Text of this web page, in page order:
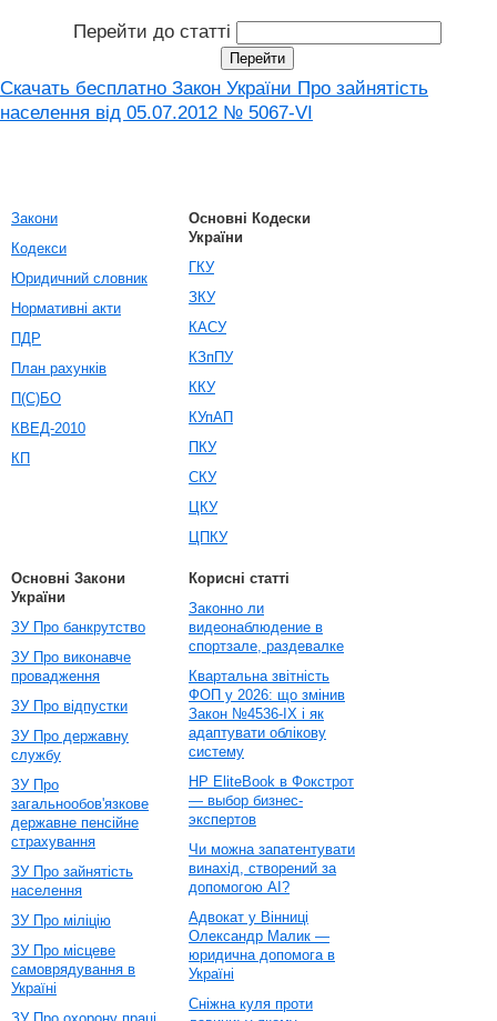
Перейти до статті
Скачать бесплатно Закон України Про зайнятість
населення від 05.07.2012 № 5067-VI
Закони
Кодекси
Юридичний словник
Нормативні акти
ПДР
План рахунків
П(С)БО
КВЕД-2010
КП
Основні Кодески
України
ГКУ
ЗКУ
КАСУ
КЗпПУ
ККУ
КУпАП
ПКУ
СКУ
ЦКУ
ЦПКУ
Основні Закони
України
ЗУ Про банкрутство
ЗУ Про виконавче
провадження
ЗУ Про відпустки
ЗУ Про державну
службу
ЗУ Про
загальнообов'язкове
державне пенсійне
страхування
ЗУ Про зайнятість
населення
ЗУ Про міліцію
ЗУ Про місцеве
самоврядування в
Україні
Корисні статті
Законно ли
видеонаблюдение в
спортзале, раздевалке
Квартальна звітність
ФОП у 2026: що змінив
Закон №4536-IX і як
адаптувати облікову
систему
HP EliteBook в Фокстрот
— выбор бизнес-
экспертов
Чи можна запатентувати
винахід, створений за
допомогою AI?
Адвокат у Вінниці
Олександр Малик —
юридична допомога в
Україні
Сніжна куля проти